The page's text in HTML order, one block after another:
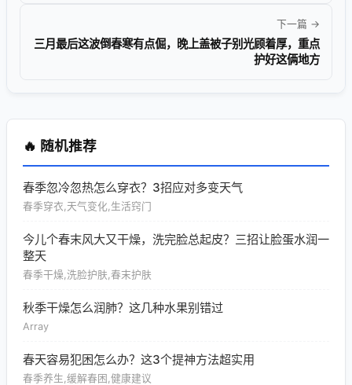
下一篇 →
三月最后这波倒春寒有点倔，晚上盖被子别光顾着厚，重点
护好这俩地方
🔥 随机推荐
春季忽冷忽热怎么穿衣？3招应对多变天气
春季穿衣,天气变化,生活窍门
今儿个春末风大又干燥，洗完脸总起皮？三招让脸蛋水润一
整天
春季干燥,洗脸护肤,春末护肤
秋季干燥怎么润肺？这几种水果别错过
Array
春天容易犯困怎么办？这3个提神方法超实用
春季养生,缓解春困,健康建议